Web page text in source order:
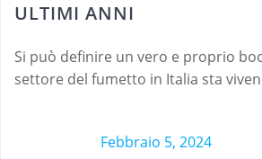
ULTIMI ANNI
Si può definire un vero e proprio
settore del fumetto in Italia sta
Febbraio 5, 2024